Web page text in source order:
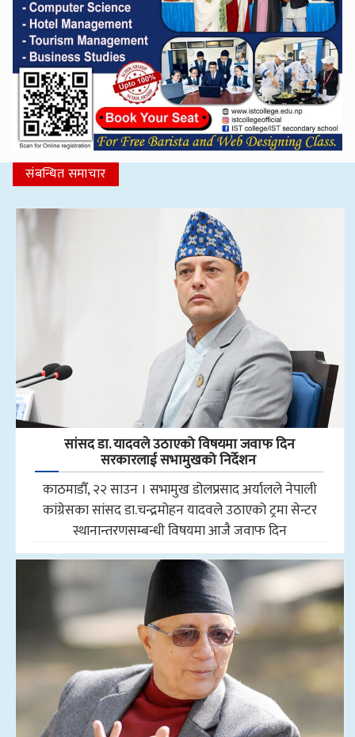
संबन्धित समाचार
सांसद डा‍‍. यादवले उठाएको विषयमा जवाफ दिन
सरकारलाई सभामुखको निर्देशन
काठमाडौँ, २२ साउन । सभामुख डोलप्रसाद अर्यालले नेपाली
कांग्रेसका सांसद डा.चन्द्रमोहन यादवले उठाएको ट्रमा सेन्टर
स्थानान्तरणसम्बन्धी विषयमा आजै जवाफ दिन